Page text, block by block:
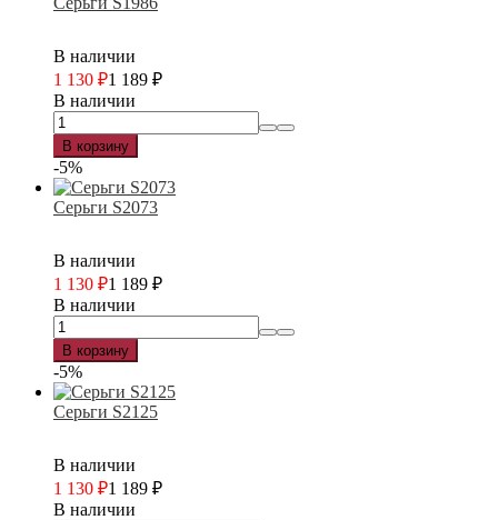
В наличии
1 130 ₽1 189 ₽
В наличии
В корзину
-5%
Серьги S2073
В наличии
1 130 ₽1 189 ₽
В наличии
В корзину
-5%
Серьги S2125
В наличии
1 130 ₽1 189 ₽
В наличии